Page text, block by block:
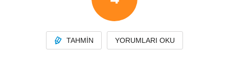
TAHMIN YORUMLARI OKU